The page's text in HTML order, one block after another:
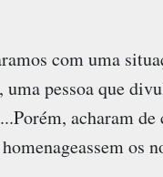
com uma
pessoa que
acharam
os